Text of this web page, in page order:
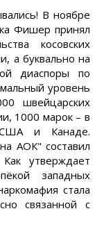
В ноябре
Фишер принял
косовских
а буквально на
диаспоры по
уровень
швейцарских
1000 марок – в
и Канаде.
АОК" составил
утверждает
западных
стала
связанной с